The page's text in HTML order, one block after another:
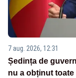
7 aug. 2026, 12:31
Ședința de
nu a obținut toate